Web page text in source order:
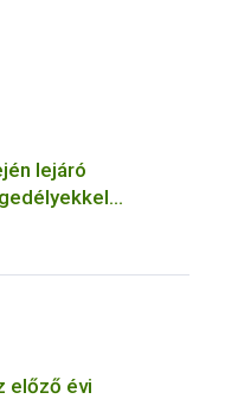
lejáró
előző évi